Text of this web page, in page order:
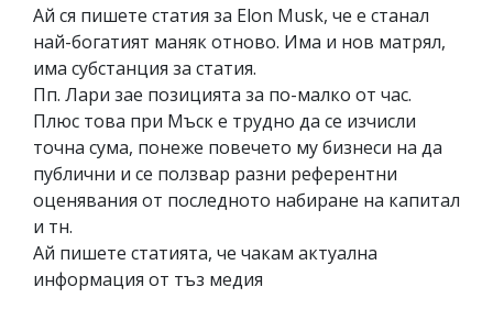
Ай ся пишете статия за Elon Musk, че е станал
най-богатият маняк отново. Има и нов матрял,
има субстанция за статия.
Пп. Лари зае позицията за по-малко от час.
Плюс това при Мъск е трудно да се изчисли
точна сума, понеже повечето му бизнеси на да
публични и се ползвар разни референтни
оценявания от последното набиране на капитал
и тн.
Ай пишете статията, че чакам актуална
информация от тъз медия